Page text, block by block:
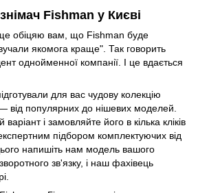
Fishman у Києві
обіцяю вам, що Fishman буде
якомога краще". Так говорить
однойменної компанії. І це вдається
для вас чудову колекцію
від популярних до нішевих моделей.
і замовляйте його в кілька кліків
підбором комплектуючих від
напишіть нам модель вашого
зв'язку, і наш фахівець